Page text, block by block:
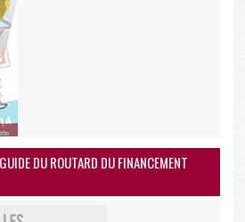
DU ROUTARD DU FINANCEMENT